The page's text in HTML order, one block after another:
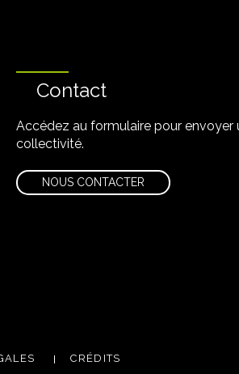
Contact
Accédez au formulaire pour envoyer
collectivité.
NOUS CONTACTER
Youtube
CRÉDITS